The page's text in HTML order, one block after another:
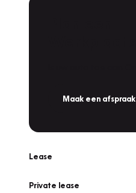
Maak een afspraak
Lease
Private lease